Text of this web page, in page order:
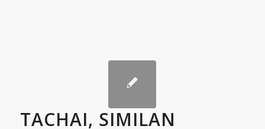
TACHAI, SIMILAN